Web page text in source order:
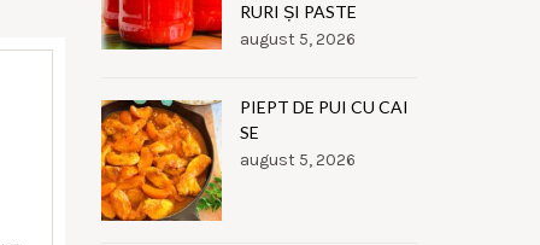
RURI ȘI PASTE
august 5, 2026
PIEPT DE PUI CU CAI
SE
august 5, 2026